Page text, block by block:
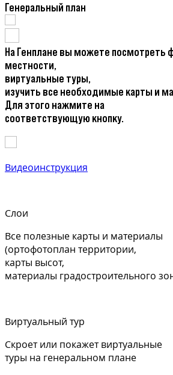
Генеральный план
На Генплане вы можете посмотреть
местности,
виртуальные туры,
изучить все необходимые карты и
Для этого нажмите на
соответствующую кнопку.
Видеоинструкция
Слои
Все полезные карты и материалы
(ортофотоплан территории,
карты высот,
материалы градостроительного
Виртуальный тур
Скроет или покажет виртуальные
туры на генеральном плане